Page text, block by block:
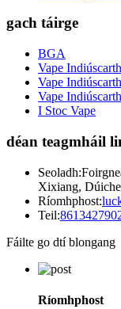
gach táirge
BGA
Vape
Vape
Vape
I Stoc Vape
déan teagmháil
Seoladh:
Xixiang,
Ríomhphost:
Teil:
Fáilte go dtí blongang
Ríomhphost